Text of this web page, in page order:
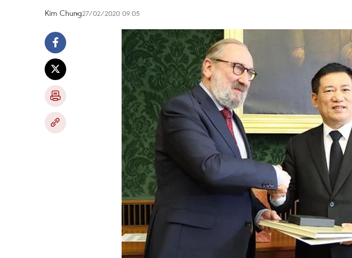
Kim Chung27/02/2020 09:05